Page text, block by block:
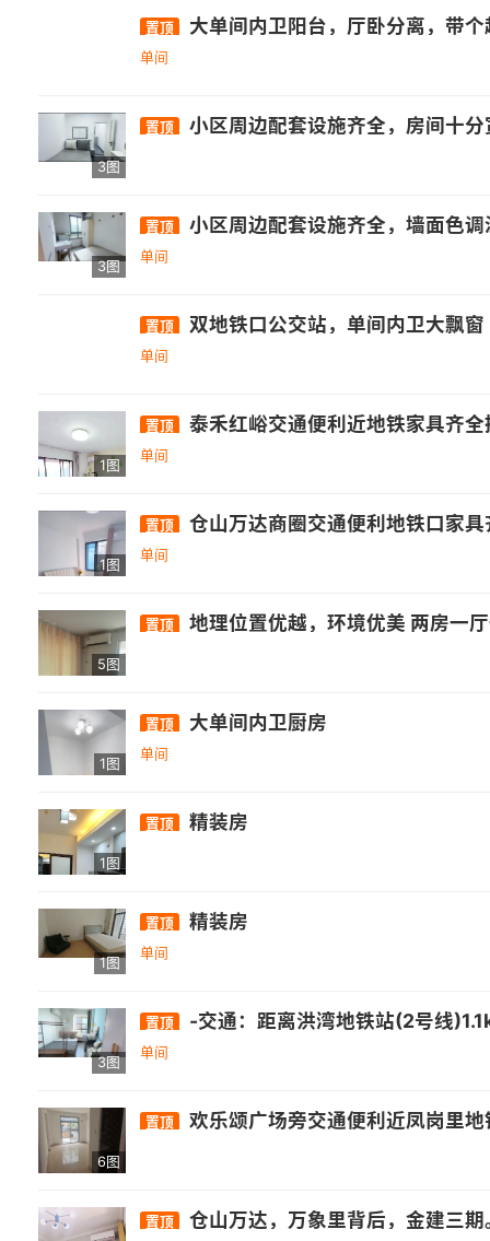
置顶 大单间内卫阳台，厅卧分离，带
单间
3图
置顶 小区周边配套设施齐全，房间十分宽敞，墙面色调
3图
置顶 小区周边配套设施齐全，墙面色调温馨，干
单间
置顶 双地铁口公交站，单间内卫大飘窗
单间
1图
置顶 泰禾红峪交通便利近地铁家具齐
单间
1图
置顶 仓山万达商圈交通便利地铁口家
单间
5图
置顶 地理位置优越，环境优美 两房一厅一卫一阳台，水6元吨，电0.8元
1图
置顶 大单间内卫厨房
单间
1图
置顶 精装房
1图
置顶 精装房
单间
3图
置顶 -交通：距离洪湾地铁站(2号线)1.1km、桔园洲地铁站(2号线)1.3km、金山地铁站(2号线、5号线)1.6km，交通较为便利. - 生活休闲
单间
6图
置顶 欢乐颂广场旁交通便利近凤岗里
置顶 仓山万达，万象里背后，金建三期。 [玫瑰]五号线地铁口[玫瑰] 1. 外独